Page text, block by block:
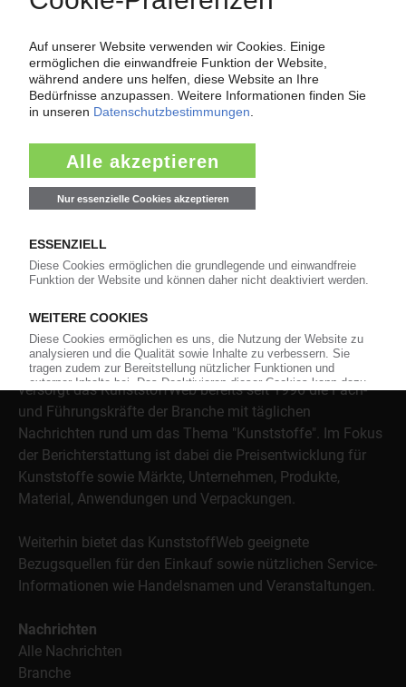
Force Majeure in der Kunststoffindustrie
wenn der Lieferant nicht mehr liefert – Informationen zum
Themenkomplex Force Majeure, Corona und Kunststoff-
Preisentwicklung sowie Tipps für die Praxis.
Über das KunststoffWeb
Als einer der Internet-Pioniere der Kunststoffindustrie
versorgt das KunststoffWeb bereits seit 1996 die Fach-
und Führungskräfte der Branche mit täglichen
Nachrichten rund um das Thema "Kunststoffe". Im Fokus
der Berichterstattung ist dabei die Preisentwicklung für
Kunststoffe sowie Märkte, Unternehmen, Produkte,
Material, Anwendungen und Verpackungen.
Weiterhin bietet das KunststoffWeb geeignete
Bezugsquellen für den Einkauf sowie nützlichen Service-
Informationen wie Handelsnamen und Veranstaltungen.
Nachrichten
Alle Nachrichten
Branche